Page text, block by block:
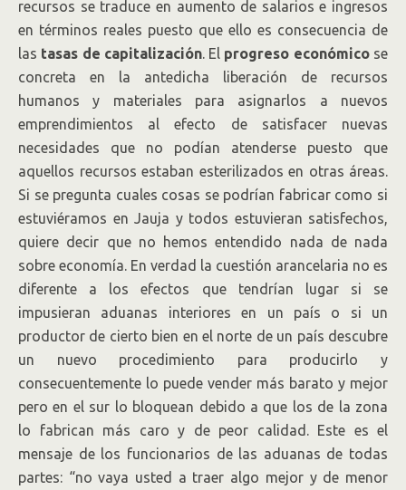
recursos se traduce en aumento de salarios e ingresos
en términos reales puesto que ello es consecuencia de
las tasas de capitalización. El progreso económicose
concreta en la antedicha liberación de recursos
humanos y materiales para asignarlos a nuevos
emprendimientos al efecto de satisfacer nuevas
necesidades que no podían atenderse puesto que
aquellos recursos estaban esterilizados en otras áreas.
Si se pregunta cuales cosas se podrían fabricar como si
estuviéramos en Jauja y todos estuvieran satisfechos,
quiere decir que no hemos entendido nada de nada
sobre economía. En verdad la cuestión arancelaria no es
diferente a los efectos que tendrían lugar si se
impusieran aduanas interiores en un país o si un
productor de cierto bien en el norte de un país descubre
un nuevo procedimiento para producirlo y
consecuentemente lo puede vender más barato y mejor
pero en el sur lo bloquean debido a que los de la zona
lo fabrican más caro y de peor calidad. Este es el
mensaje de los funcionarios de las aduanas de todas
partes: “no vaya usted a traer algo mejor y de menor